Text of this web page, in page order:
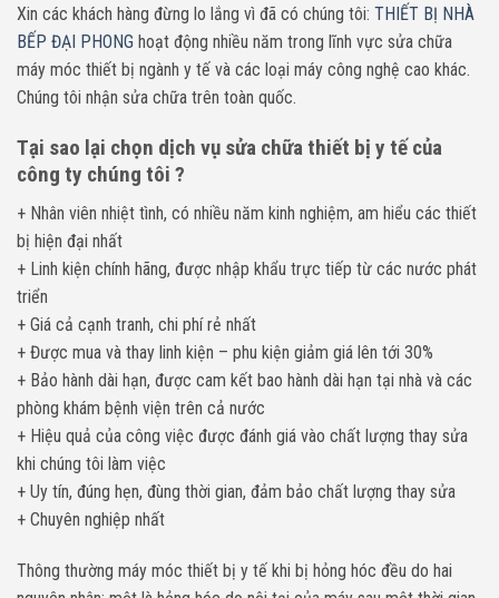
Xin các khách hàng đừng lo lắng vì đã có chúng tôi: THIẾT BỊ NHÀ
BẾP ĐẠI PHONG hoạt động nhiều năm trong lĩnh vực sửa chữa
máy móc thiết bị ngành y tế và các loại máy công nghệ cao khác.
Chúng tôi nhận sửa chữa trên toàn quốc.
Tại sao lại chọn dịch vụ sửa chữa thiết bị y tế của
công ty chúng tôi ?
+ Nhân viên nhiệt tình, có nhiều năm kinh nghiệm, am hiểu các thiết
bị hiện đại nhất
+ Linh kiện chính hãng, được nhập khẩu trực tiếp từ các nước phát
triển
+ Giá cả cạnh tranh, chi phí rẻ nhất
+ Được mua và thay linh kiện – phu kiện giảm giá lên tới 30%
+ Bảo hành dài hạn, được cam kết bao hành dài hạn tại nhà và các
phòng khám bệnh viện trên cả nước
+ Hiệu quả của công việc được đánh giá vào chất lượng thay sửa
khi chúng tôi làm việc
+ Uy tín, đúng hẹn, đùng thời gian, đảm bảo chất lượng thay sửa
+ Chuyên nghiệp nhất
Thông thường máy móc thiết bị y tế khi bị hỏng hóc đều do hai